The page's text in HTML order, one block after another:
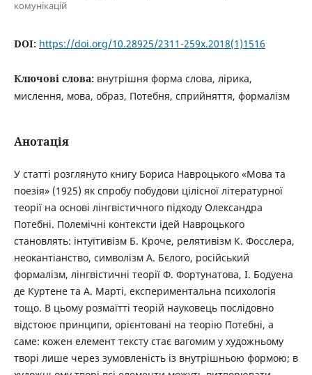
комунікацій
DOI: https://doi.org/10.28925/2311-259x.2018(1)1516
Ключові слова: внутрішня форма слова, лірика,
мислення, мова, образ, Потебня, сприйняття, формалізм
Анотація
У статті розглянуто книгу Бориса Навроцького «Мова та
поезія» (1925) як спробу побудови цілісної літературної
теорії на основі лінгвістичного підходу Олександра
Потебні. Полемічні контексти ідей Навроцького
становлять: інтуїтивізм Б. Кроче, релятивізм К. Фосслера,
неокантіанство, символізм А. Бєлого, російський
формалізм, лінгвістичні теорії Ф. Фортунатова, І. Бодуена
де Куртене та А. Марті, експериментальна психологія
тощо. В цьому розмаїтті теорій науковець послідовно
відстоює принципи, орієнтовані на теорію Потебні, а
саме: кожен елемент тексту стає вагомим у художньому
творі лише через зумовленість із внутрішньою формою; в